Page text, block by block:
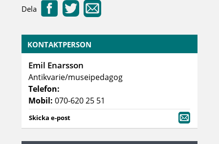
Dela
KONTAKTPERSON
Emil Enarsson
Antikvarie/museipedagog
Telefon:
Mobil: 070-620 25 51
Skicka e-post